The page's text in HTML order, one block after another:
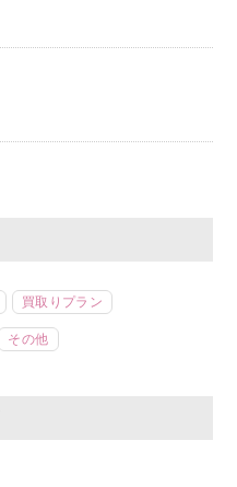
買取りプラン
その他